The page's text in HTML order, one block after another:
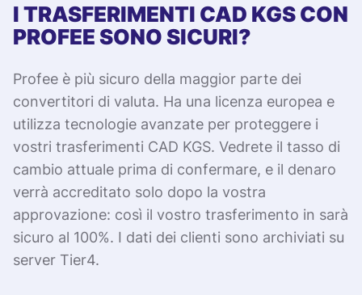
I TRASFERIMENTI CAD KGS CON
PROFEE SONO SICURI?
Profee è più sicuro della maggior parte dei
convertitori di valuta. Ha una licenza europea e
utilizza tecnologie avanzate per proteggere i
vostri trasferimenti CAD KGS. Vedrete il tasso di
cambio attuale prima di confermare, e il denaro
verrà accreditato solo dopo la vostra
approvazione: così il vostro trasferimento in sarà
sicuro al 100%. I dati dei clienti sono archiviati su
server Tier4.